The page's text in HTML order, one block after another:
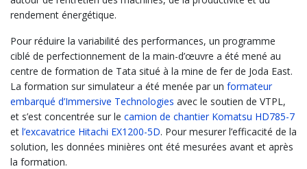
rendement énergétique.
Pour réduire la variabilité des performances, un programme
ciblé de perfectionnement de la main-d’œuvre a été mené au
centre de formation de Tata situé à la mine de fer de Joda East.
La formation sur simulateur a été menée par un formateur
embarqué d’Immersive Technologies avec le soutien de VTPL,
et s’est concentrée sur le camion de chantier Komatsu HD785-7
et l’excavatrice Hitachi EX1200-5D. Pour mesurer l’efficacité de la
solution, les données minières ont été mesurées avant et après
la formation.